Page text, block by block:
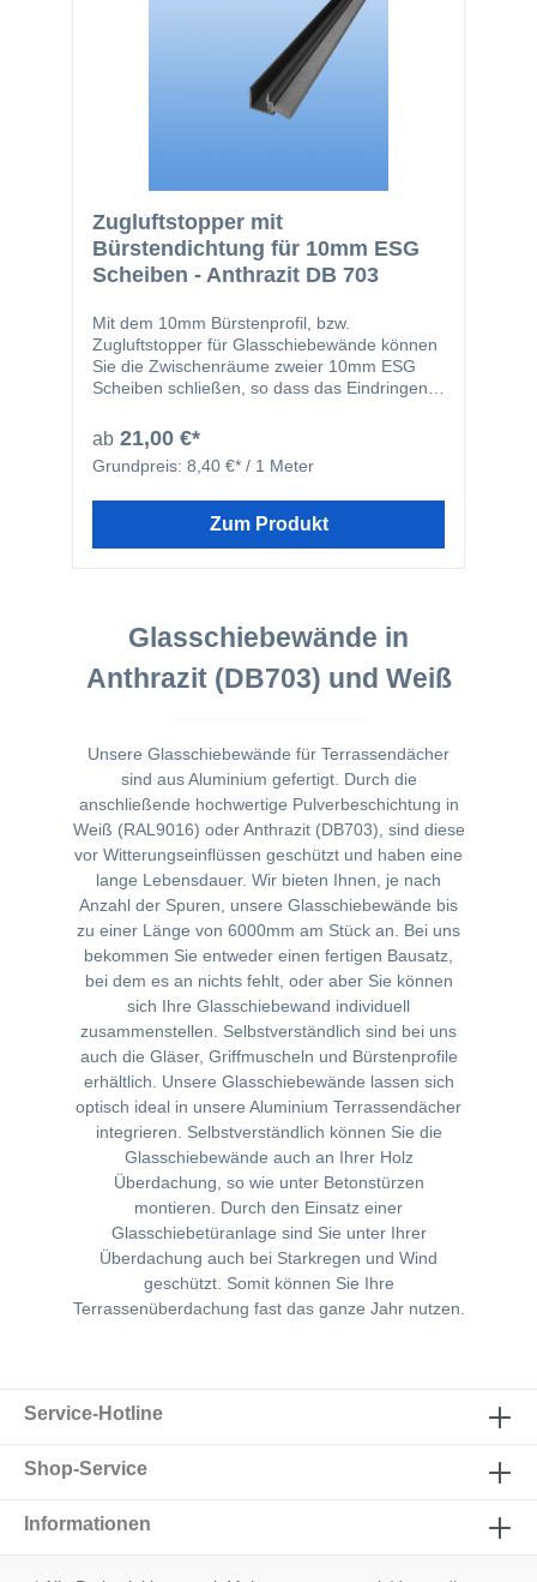
Zugluftstopper mit
Bürstendichtung für 10mm ESG
Scheiben - Anthrazit DB 703
Mit dem 10mm Bürstenprofil, bzw.
Zugluftstopper für Glasschiebewände können
Sie die Zwischenräume zweier 10mm ESG
Scheiben schließen, so dass das Eindringen
kann. Das farblich, auf unsere
Glasschiebewände, abgestimmte Profil wird
einfach auf die Glasscheibe aufgesteckt. Um
dem Glas zu gewärleisten, kann in das Profil
ab 21,00 €*
Grundpreis: 8,40 €* / 1 Meter
Zum Produkt
Glasschiebewände in
Anthrazit (DB703) und Weiß
Unsere Glasschiebewände für Terrassendächer
sind aus Aluminium gefertigt. Durch die
anschließende hochwertige Pulverbeschichtung in
Weiß (RAL9016) oder Anthrazit (DB703), sind diese
vor Witterungseinflüssen geschützt und haben eine
lange Lebensdauer. Wir bieten Ihnen, je nach
Anzahl der Spuren, unsere Glasschiebewände bis
zu einer Länge von 6000mm am Stück an. Bei uns
bekommen Sie entweder einen fertigen Bausatz,
bei dem es an nichts fehlt, oder aber Sie können
sich Ihre Glasschiebewand individuell
zusammenstellen. Selbstverständlich sind bei uns
auch die Gläser, Griffmuscheln und Bürstenprofile
erhältlich. Unsere Glasschiebewände lassen sich
optisch ideal in unsere Aluminium Terrassendächer
integrieren. Selbstverständlich können Sie die
Glasschiebewände auch an Ihrer Holz
Überdachung, so wie unter Betonstürzen
montieren. Durch den Einsatz einer
Glasschiebetüranlage sind Sie unter Ihrer
Überdachung auch bei Starkregen und Wind
geschützt. Somit können Sie Ihre
Terrassenüberdachung fast das ganze Jahr nutzen.
Service-Hotline
Shop-Service
Informationen